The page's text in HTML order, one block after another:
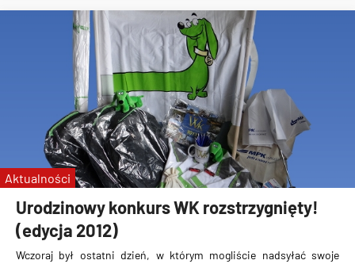
Urodzinowy konkurs WK rozstrzygnięty!
(edycja 2012)
Wczoraj był ostatni dzień, w którym mogliście nadsyłać swoje
Aktualności